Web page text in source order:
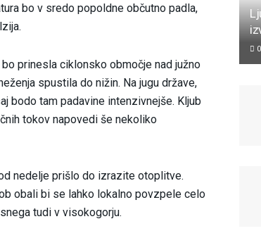
bo v sredo popoldne občutno padla,
prinesla ciklonsko območje nad južno
spustila do nižin. Na jugu države,
bodo tam padavine intenzivnejše. Kljub
tokov napovedi še nekoliko
nedelje prišlo do izrazite otoplitve.
obali bi se lahko lokalno povzpele celo
tudi v visokogorju.